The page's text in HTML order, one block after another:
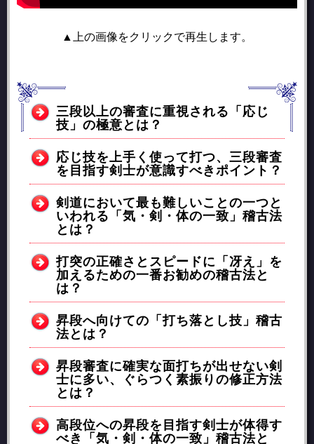
▲上の画像をクリックで再生します。
三段以上の審査に重視される「応じ
技」の極意とは？
応じ技を上手く使って打つ、三段審査
を目指す剣士が意識すべきポイント？
剣道において最も難しいことの一つと
いわれる「気・剣・体の一致」稽古法
とは？
打突の正確さとスピードに「冴え」を
加えるための一番お勧めの稽古法と
は？
昇段へ向けての「打ち落とし技」稽古
法とは？
昇段審査に確実な面打ちが出せない剣
士に多い、ぐらつく素振りの修正方法
とは？
高段位への昇段を目指す剣士が体得す
べき「気・剣・体の一致」稽古法と